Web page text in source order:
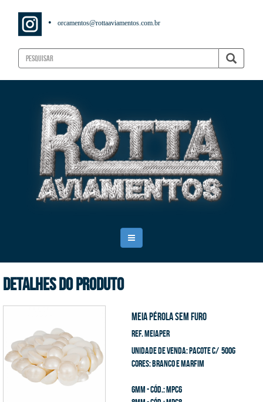
•orcamentos@rottaaviamentos.com.br
DETALHES DO PRODUTO
Meia Pérola sem Furo
Ref. MEIAPER
unidade de venda: pacote c/ 500g
cores: Branco e MArfim
6mm - cód.: mpc6